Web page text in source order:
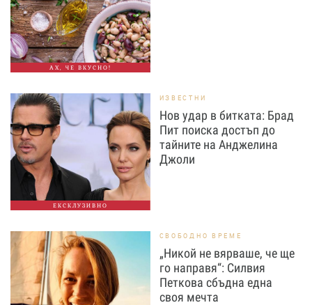
АХ, ЧЕ ВКУСНО!
ЕКСКЛУЗИВНО
ИЗВЕСТНИ
Нов удар в битката: Брад
Пит поиска достъп до
тайните на Анджелина
Джоли
СВОБОДНО ВРЕМЕ
„Никой не вярваше, че ще
го направя“: Силвия
Петкова сбъдна една
своя мечта